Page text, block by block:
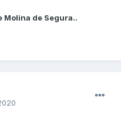
Molina de Segura..